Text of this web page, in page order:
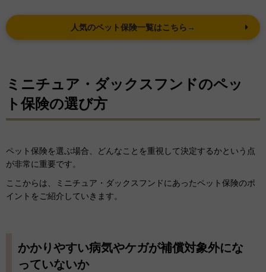
人気のペット保険一覧はこちら→
ミニチュア・ダックスフンドのペッ
ト保険の選び方
ペット保険を選ぶ場合、どんなことを重視して決定するかという点
が非常に重要です。
ここからは、ミニチュア・ダックスフンドにあったペット保険のポ
イントをご紹介していきます。
かかりやすい病気やケガが補償対象外にな
っていないか